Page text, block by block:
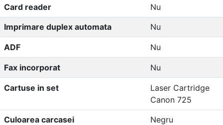
Card reader
Nu
Imprimare duplex automata
Nu
ADF Nu
Fax incorporat Nu
Cartuse in set
Laser Cartridge
Canon 725
Culoarea carcasei
Negru